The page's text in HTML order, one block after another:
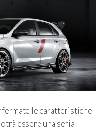
le caratteristiche
essere una seria